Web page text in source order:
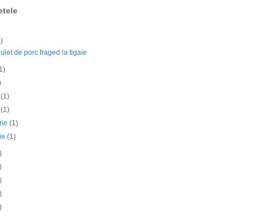
de porc fraged la tigaie
(1)
(1)
(1)
(1)